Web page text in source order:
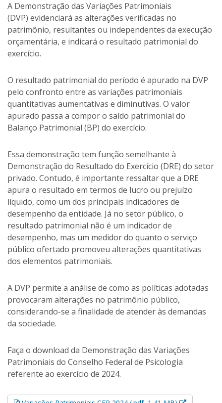
A Demonstração das Variações Patrimoniais
(DVP) evidenciará as alterações verificadas no
patrimônio, resultantes ou independentes da execução
orçamentária, e indicará o resultado patrimonial do
exercício.
O resultado patrimonial do período é apurado na DVP
pelo confronto entre as variações patrimoniais
quantitativas aumentativas e diminutivas. O valor
apurado passa a compor o saldo patrimonial do
Balanço Patrimonial (BP) do exercício.
Essa demonstração tem função semelhante à
Demonstração do Resultado do Exercício (DRE) do setor
privado. Contudo, é importante ressaltar que a DRE
apura o resultado em termos de lucro ou prejuízo
líquido, como um dos principais indicadores de
desempenho da entidade. Já no setor público, o
resultado patrimonial não é um indicador de
desempenho, mas um medidor do quanto o serviço
público ofertado promoveu alterações quantitativas
dos elementos patrimoniais.
A DVP permite a análise de como as políticas adotadas
provocaram alterações no patrimônio público,
considerando-se a finalidade de atender às demandas
da sociedade.
Faça o download da Demonstração das Variações
Patrimoniais do Conselho Federal de Psicologia
referente ao exercício de 2024.